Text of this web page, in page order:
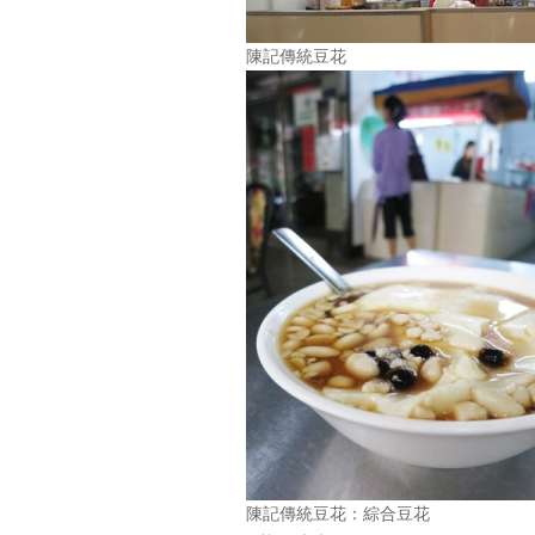
陳記傳統豆花
陳記傳統豆花：綜合豆花